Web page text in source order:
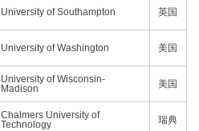
University of Southampton 英国
University of Washington 美国
University of Wisconsin-
Madison
美国
Chalmers University of
Technology
瑞典